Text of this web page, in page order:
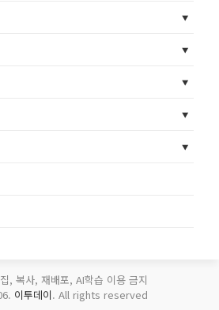
, 복사, 재배포, AI학습 이용 금지
이투데이. All rights reserved